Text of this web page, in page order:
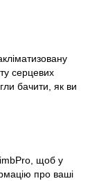
серцевих
бачити, як ви
щоб у
про ваші